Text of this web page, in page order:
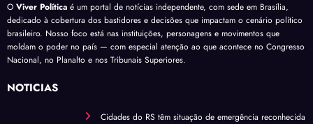
O Viver Política é um portal de notícias independente, com sede em Brasília,
dedicado à cobertura dos bastidores e decisões que impactam o cenário político
brasileiro. Nosso foco está nas instituições, personagens e movimentos que
moldam o poder no país — com especial atenção ao que acontece no Congresso
Nacional, no Planalto e nos Tribunais Superiores.
NOTÍCIAS
Cidades do RS têm situação de emergência reconhecida